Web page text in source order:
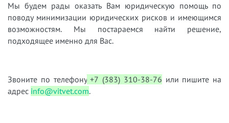
Мы будем рады оказать Вам юридическую помощь по
поводу минимизации юридических рисков и имеющимся
возможностям. Мы постараемся найти решение,
подходящее именно для Вас.
Звоните по телефону+7 (383) 310-38-76 или пишите на
адрес info@vitvet.com.